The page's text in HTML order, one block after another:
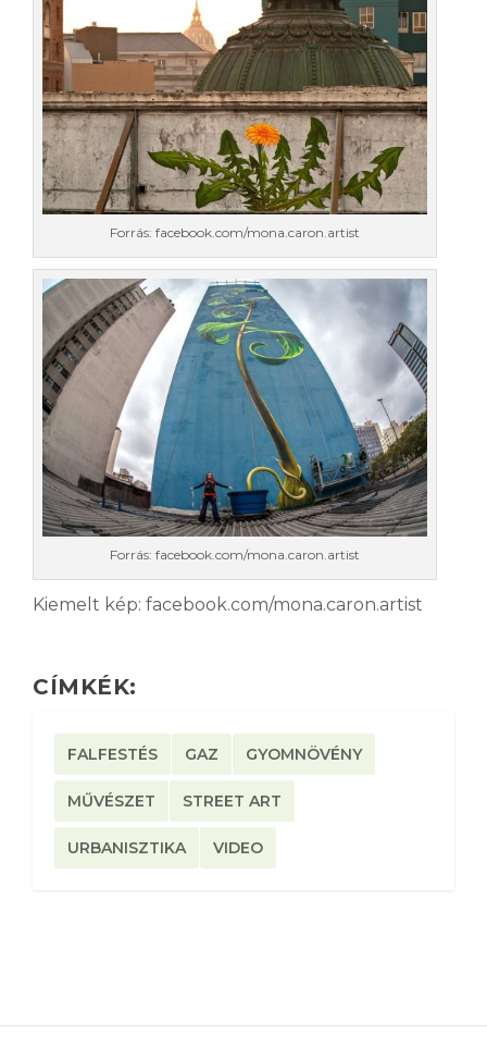
Forrás: facebook.com/mona.caron.artist
Forrás: facebook.com/mona.caron.artist
Kiemelt kép: facebook.com/mona.caron.artist
CÍMKÉK:
FALFESTÉS GAZ GYOMNÖVÉNY
MŰVÉSZET STREET ART
URBANISZTIKA VIDEO